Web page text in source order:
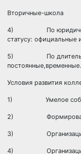
Вторичные-школа
4) По юридически
статусу:
5) По
постоянные,временные.
Условия развития
1) Умелое
2) Формирование
3) Организация
4) Организация